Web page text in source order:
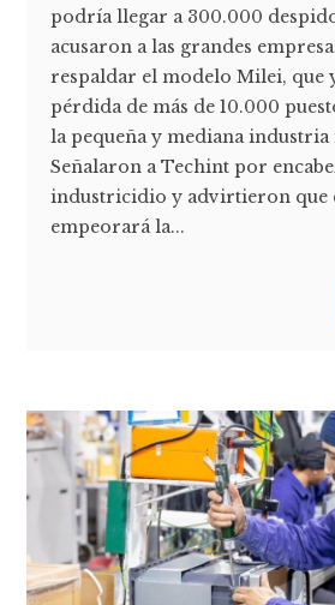
podría llegar a 300.000
acusaron a las grandes
respaldar el modelo Milei, que
pérdida de más de 10.000
la pequeña y mediana industria
Señalaron a Techint por
industricidio y advirtieron que
empeorará la...